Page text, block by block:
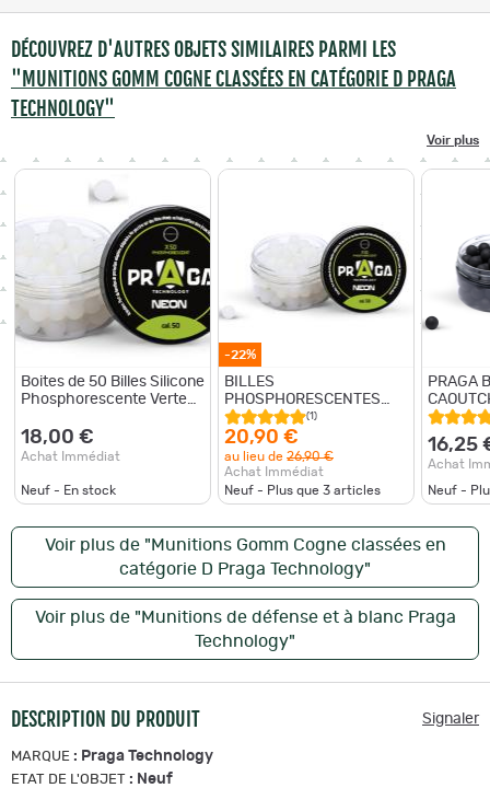
DÉCOUVREZ D'AUTRES OBJETS SIMILAIRES PARMI LES
"MUNITIONS GOMM COGNE CLASSÉES EN CATÉGORIE D PRAGA
TECHNOLOGY"
Voir plus
Boites de 50 Billes Silicone
Phosphorescente Verte
18,00 €
Achat Immédiat
Neuf - En stock
-22%
BILLES
PHOSPHORESCENTES
VERTES CAL.50 X50
"PRAGA"
(1)
20,90 €
au lieu de 26,90 €
Achat Immédiat
Neuf - Plus que 3 articles
PRAGA
CAL.50
16,25
Achat
Neuf -
Voir plus de "Munitions Gomm Cogne classées en
catégorie D Praga Technology"
Voir plus de "Munitions de défense et à blanc Praga
Technology"
DESCRIPTION DU PRODUIT Signaler
MARQUE : Praga Technology
ETAT DE L'OBJET : Neuf